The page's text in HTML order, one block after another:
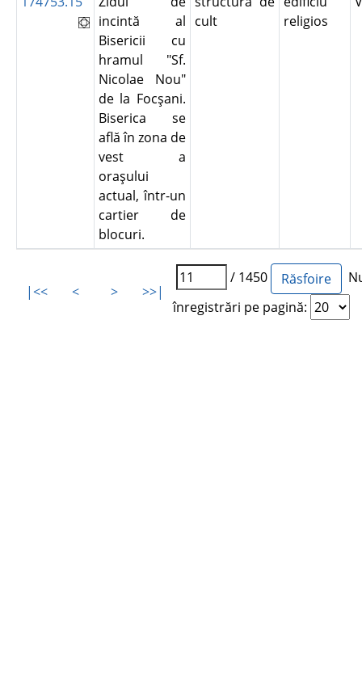
incintă al
Bisericii cu
hramul "Sf.
Nicolae Nou"
de la Focşani.
Biserica se
află în zona de
vest a
oraşului
actual, într-un
cartier de
blocuri.
cult
religios
|<< < > >>|
/ 1450
înregistrări pe pagină: